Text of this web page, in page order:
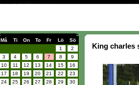
Må Ti On To Fr Lö
Sö
1
2
3
4 5 6 7 8
9
10
11 12 13 14 15
16
17
18 19 20 21 22
23
24
25 26 27 28 29
30
King charles